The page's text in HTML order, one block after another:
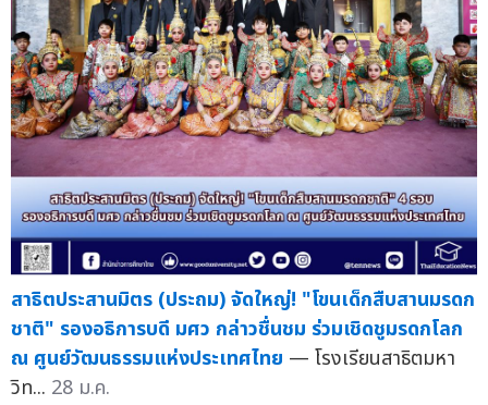
สาธิตประสานมิตร (ประถม) จัดใหญ่! "โขนเด็กสืบสานมรดก
ชาติ" รองอธิการบดี มศว กล่าวชื่นชม ร่วมเชิดชูมรดกโลก
ณ ศูนย์วัฒนธรรมแห่งประเทศไทย — โรงเรียนสาธิตมหา
วิท... 28 ม.ค.